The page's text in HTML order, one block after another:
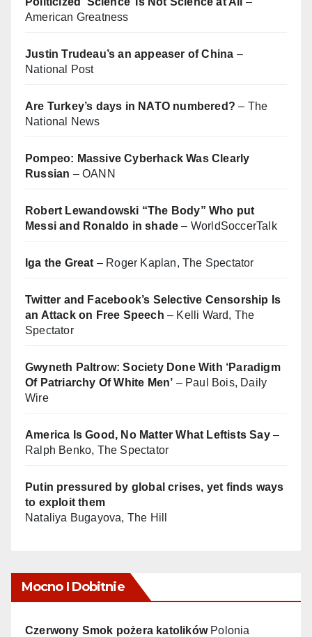
American Greatness
Justin Trudeau’s an appeaser of China –
National Post
Are Turkey’s days in NATO numbered? – The
National News
Pompeo: Massive Cyberhack Was Clearly
Russian – OANN
Robert Lewandowski “The Body” Who put
Messi and Ronaldo in shade – WorldSoccerTalk
Iga the Great – Roger Kaplan, The Spectator
Twitter and Facebook’s Selective Censorship Is
an Attack on Free Speech – Kelli Ward, The
Spectator
Gwyneth Paltrow: Society Done With ‘Paradigm
Of Patriarchy Of White Men’ – Paul Bois, Daily
Wire
America Is Good, No Matter What Leftists Say–
Ralph Benko, The Spectator
Putin pressured by global crises, yet finds ways
to exploit them
Nataliya Bugayova, The Hill
Mocno I Dobitnie
Czerwony Smok pożera katolikówPolonia